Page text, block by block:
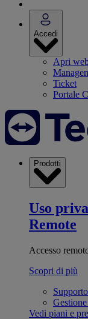
Accedi
Apri
Ticket
Portale
Prodotti
Uso
Remote
Accesso
Scopri di più
Vedi piani e